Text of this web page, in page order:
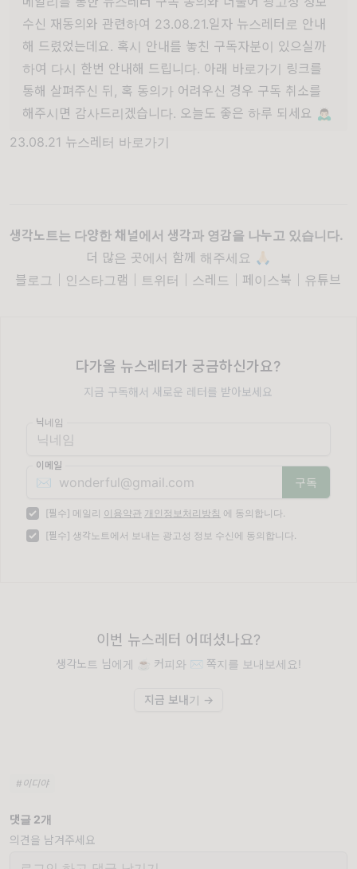
수신 재동의와 관련하여 23.08.21.일자 뉴스레터로 안내
해 드렸었는데요. 혹시 안내를 놓친 구독자분이 있으실까
하여 다시 한번 안내해 드립니다. 아래 바로가기 링크를
통해 살펴주신 뒤, 혹 동의가 어려우신 경우 구독 취소를
해주시면 감사드리겠습니다. 오늘도 좋은 하루 되세요 🙇🏻‍♂️
23.08.21 뉴스레터 바로가기
생각노트는 다양한 채널에서 생각과 영감을 나누고 있습니다.
더 많은 곳에서 함께 해주세요 🙏🏻
블로그
인스타그램 트위터 스레드 페이스북 유튜브
다가올 뉴스레터가 궁금하신가요?
지금 구독해서 새로운 레터를 받아보세요
닉네임
이메일
✉️
[필수] 메일리 이용약관 개인정보처리방침 에 동의합니다.
[필수] 생각노트에서 보내는 광고성 정보 수신에 동의합니다.
이번 뉴스레터 어떠셨나요?
생각노트 님에게 ☕️ 커피와 ✉️ 쪽지를 보내보세요!
지금 보내기 →
#이디야
댓글 2개
의견을 남겨주세요